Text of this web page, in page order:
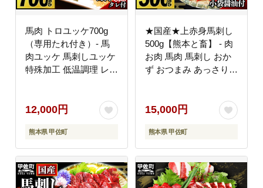
馬肉 トロユッケ700g
（専用たれ付き）- 馬
肉ユッケ 馬刺しユッケ
特殊加工 低温調理 レア
甲佐町【価格改定X】
12,000円
熊本県 甲佐町
★国産★上赤身馬刺し
500g【熊本と畜】 - 肉
お肉 馬肉 馬刺し おか
ず おつまみ あっさり
本県 甲佐町【価格改定
15,000円
熊本県 甲佐町